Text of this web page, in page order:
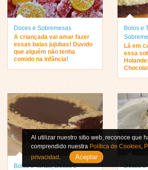
Doces e Sobremesas
A criançada vai amar fazer
essas balas jujubas! Duvido
que alguém não tenha
comido na infância!
Bolos e
Lá em
essa
Bolos e Tortas,Doces e
Doces e
Al utilizar nuestro sitio web, reconoce que
comprendido nuestra Política de Cookies
privacidad
Aceptar